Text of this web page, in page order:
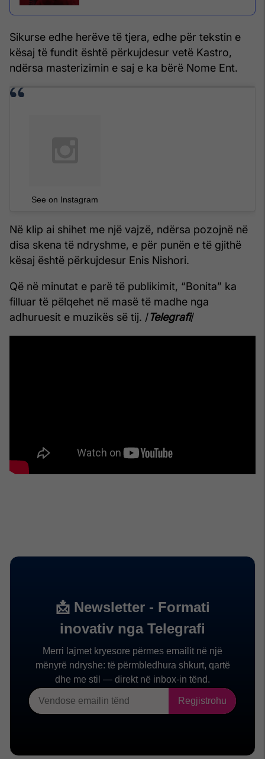
Sikurse edhe herëve të tjera, edhe për tekstin e
kësaj të fundit është përkujdesur vetë Kastro,
ndërsa masterizimin e saj e ka bërë Nome Ent.
See on Instagram
Në klip ai shihet me një vajzë, ndërsa pozojnë në
disa skena të ndryshme, e për punën e të gjithë
kësaj është përkujdesur Enis Nishori.
Që në minutat e parë të publikimit, “Bonita” ka
filluar të pëlqehet në masë të madhe nga
adhuruesit e muzikës së tij. /Telegrafi/